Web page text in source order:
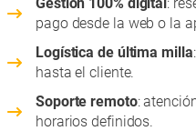
pago desde la web o la
Logística de última milla
hasta el cliente.
Soporte remoto:
horarios definidos.